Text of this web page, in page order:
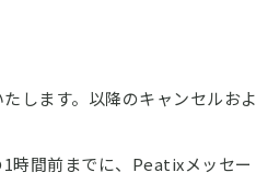
します。以降のキャンセルおよ
時間前までに、Peatixメッセー